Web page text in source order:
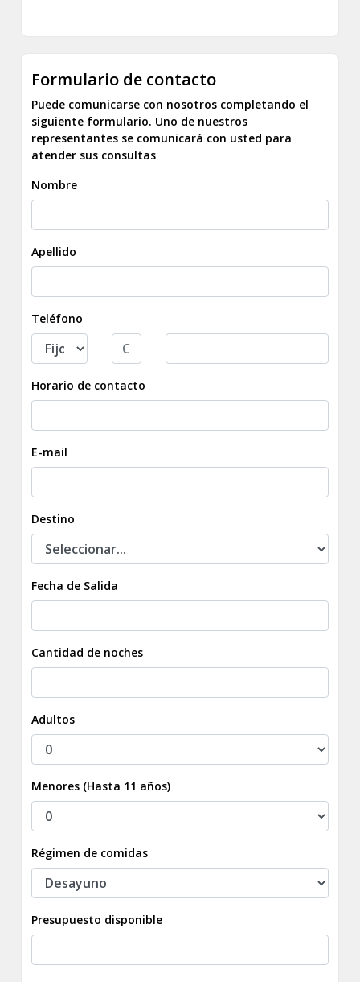
Formulario de contacto
Puede comunicarse con nosotros completando el
siguiente formulario. Uno de nuestros
representantes se comunicará con usted para
atender sus consultas
Nombre
Apellido
Teléfono
Horario de contacto
E-mail
Destino
Fecha de Salida
Cantidad de noches
Adultos
Menores (Hasta 11 años)
Régimen de comidas
Presupuesto disponible